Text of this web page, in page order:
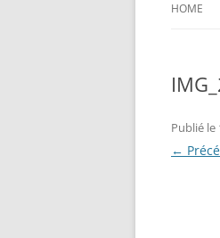
HOME
Publié le
←